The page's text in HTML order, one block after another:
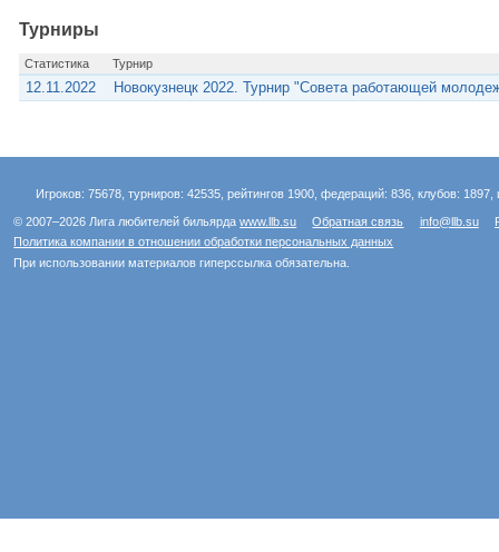
Турниры
Статистика Турнир
12.11.2022 Новокузнецк 2022. Турнир "Совета работающей
Игроков: 75678, турниров: 42535, рейтингов 1900, федераций: 836, клубов:
© 2007–2026 Лига любителей бильярдаwww.llb.su Обратная связь info@llb.su
Политика компании в отношении обработки персональных данных
При использовании материалов гиперссылка обязательна.